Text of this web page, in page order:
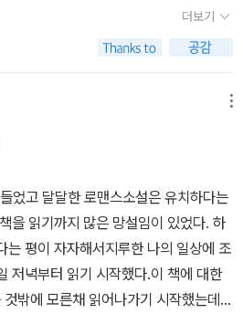
법도를 중시하는지라 상당히 까칠했다.
거리는 장면도 초반에 꽤 많았다. 게다
이어서 처음 마주친 그 순간부터 이리
놓게 했다.'모든 인간은 제가각 삶의 추
무게도 사람마다 제각각이지요. 나이
들보다 반드시 가벼운 삶의 무게를 지
안 된다는 법도 없습니다.' -71쪽소과
시권을 제출할 수 있었음에도 자신이
이 초조해할까봐 배려해 주는 모습을
려를 포장하지 않고 자신이라면 그럴
도록 만드는 흡인력... 이 소설은독자를
있다.탄력적인 스토리의 구성과 문체
의 에피소드가만드들어내는 모티브는
황이기에 가능한 소재라고 믿는다.시대
, 약 5년이 흐른 시점이다. (요즘 한참
조의 어머니이다.) 영조는 1776년에 사
였으므로소설이 말해주고 있는 추정 연
는 26세 일 것이다.(그런데 드라마의
훨씬 더 들었다^)젊은 왕 정조는 등극하
장각은제학 2명, 직제학 2명, 직각 1명,
이 근무하는 곳이다. 즉, 대과를 우수한
더보기
었고 달달한 로맨스소설은 유치하다는
을 읽기까지 많은 망설임이 있었다. 하
는 평이 자자해서지루한 나의 일상에 조
저녁부터 읽기 시작했다.이 책에 대한
밖에 모른채 읽어나가기 시작했는데